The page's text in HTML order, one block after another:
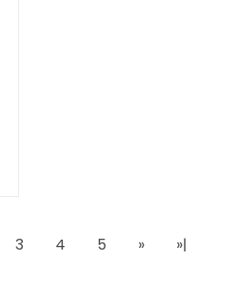
3 4 5 » »|